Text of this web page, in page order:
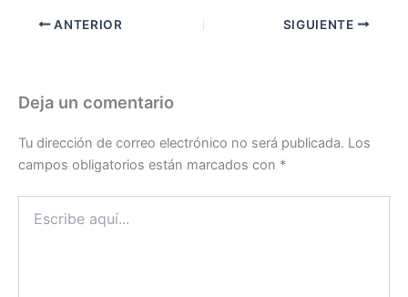
ANTERIOR SIGUIENTE
Deja un comentario
Tu dirección de correo electrónico no será publicada. Los
campos obligatorios están marcados con *
aquí...